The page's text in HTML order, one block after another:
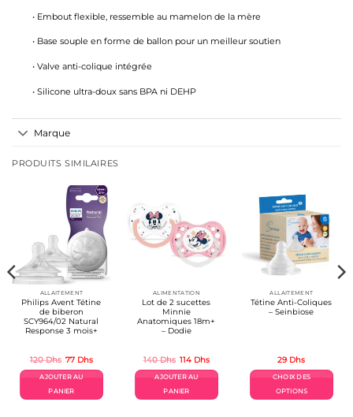
• Embout flexible, ressemble au mamelon de la mère
• Base souple en forme de ballon pour un meilleur soutien
• Valve anti-colique intégrée
• Silicone ultra-doux sans BPA ni DEHP
Marque
PRODUITS SIMILAIRES
ALLAITEMENT
Philips Avent Tétine
de biberon
SCY964/02 Natural
Response 3 mois+
120Dhs Le
initial
était :
120 Dhs.
77 DhsLe
actuel
AJOUTER AU
PANIER
ALIMENTATION
Lot de 2 sucettes
Minnie
Anatomiques 18m+
– Dodie
140Dhs Le
initial
était :
140 Dhs.
114 DhsLe
actuel
AJOUTER AU
PANIER
ALLAITEMENT
Tétine Anti-Coliques
– Seinbiose
29 Dhs
CHOIX DES
OPTIONS